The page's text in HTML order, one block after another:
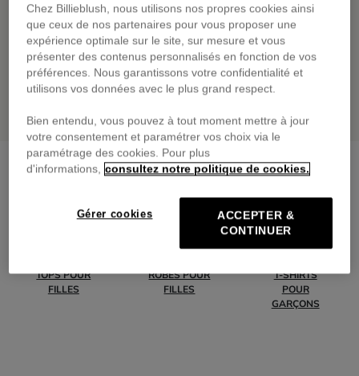
SA RENTRÉE
DÉCOUVRIR
TOPS POUR
FILLES
ROBES POUR
FILLES
T-SHIRTS
POUR
GARÇONS
Chez Billieblush, nous utilisons nos propres cookies ainsi
que ceux de nos partenaires pour vous proposer une
expérience optimale sur le site, sur mesure et vous
présenter des contenus personnalisés en fonction de vos
préférences. Nous garantissons votre confidentialité et
utilisons vos données avec le plus grand respect.
Bien entendu, vous pouvez à tout moment mettre à jour
votre consentement et paramétrer vos choix via le
paramétrage des cookies. Pour plus
d'informations, consultez notre politique de cookies.
Gérer cookies ACCEPTER &
CONTINUER